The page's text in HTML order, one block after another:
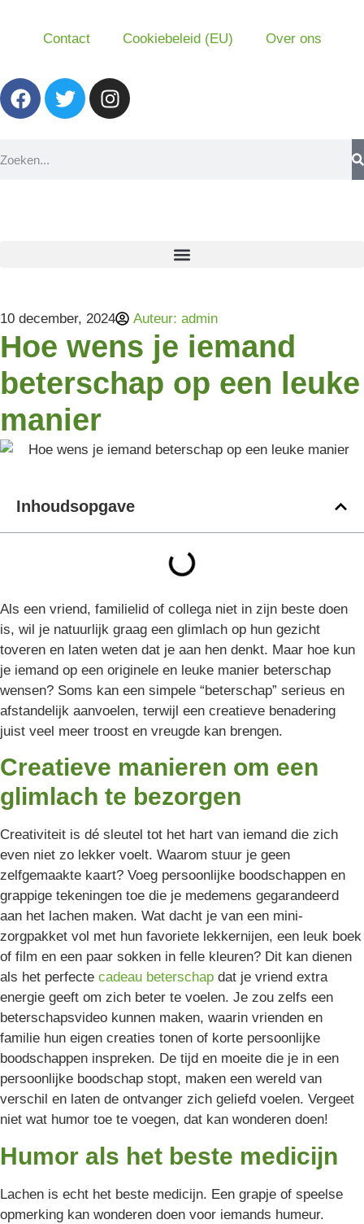
Contact Cookiebeleid (EU) Over ons
10 december, 2024 Auteur: admin
Hoe wens je iemand
beterschap op een leuke
manier
Inhoudsopgave
Als een vriend, familielid of collega niet in zijn beste doen
is, wil je natuurlijk graag een glimlach op hun gezicht
toveren en laten weten dat je aan hen denkt. Maar hoe kun
je iemand op een originele en leuke manier beterschap
wensen? Soms kan een simpele “beterschap” serieus en
afstandelijk aanvoelen, terwijl een creatieve benadering
juist veel meer troost en vreugde kan brengen.
Creatieve manieren om een
glimlach te bezorgen
Creativiteit is dé sleutel tot het hart van iemand die zich
even niet zo lekker voelt. Waarom stuur je geen
zelfgemaakte kaart? Voeg persoonlijke boodschappen en
grappige tekeningen toe die je medemens gegarandeerd
aan het lachen maken. Wat dacht je van een mini-
zorgpakket vol met hun favoriete lekkernijen, een leuk boek
of film en een paar sokken in felle kleuren? Dit kan dienen
als het perfecte cadeau beterschap dat je vriend extra
energie geeft om zich beter te voelen. Je zou zelfs een
beterschapsvideo kunnen maken, waarin vrienden en
familie hun eigen creaties tonen of korte persoonlijke
boodschappen inspreken. De tijd en moeite die je in een
persoonlijke boodschap stopt, maken een wereld van
verschil en laten de ontvanger zich geliefd voelen. Vergeet
niet wat humor toe te voegen, dat kan wonderen doen!
Humor als het beste medicijn
Lachen is echt het beste medicijn. Een grapje of speelse
opmerking kan wonderen doen voor iemands humeur.